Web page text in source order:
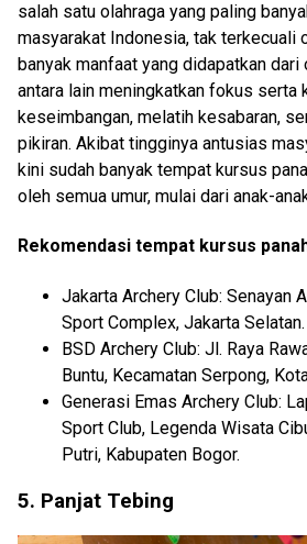
salah satu olahraga yang paling
masyarakat Indonesia, tak terkecuali
banyak manfaat yang didapatkan dari
antara lain meningkatkan fokus serta
keseimbangan, melatih kesabaran,
pikiran. Akibat tingginya antusias
kini sudah banyak tempat kursus
oleh semua umur, mulai dari anak-
Rekomendasi tempat kursus
Jakarta Archery Club: Senayan
Sport Complex, Jakarta Selatan.
BSD Archery Club: Jl. Raya
Buntu, Kecamatan Serpong,
Generasi Emas Archery Club:
Sport Club, Legenda Wisata
Putri, Kabupaten Bogor.
5. Panjat Tebing